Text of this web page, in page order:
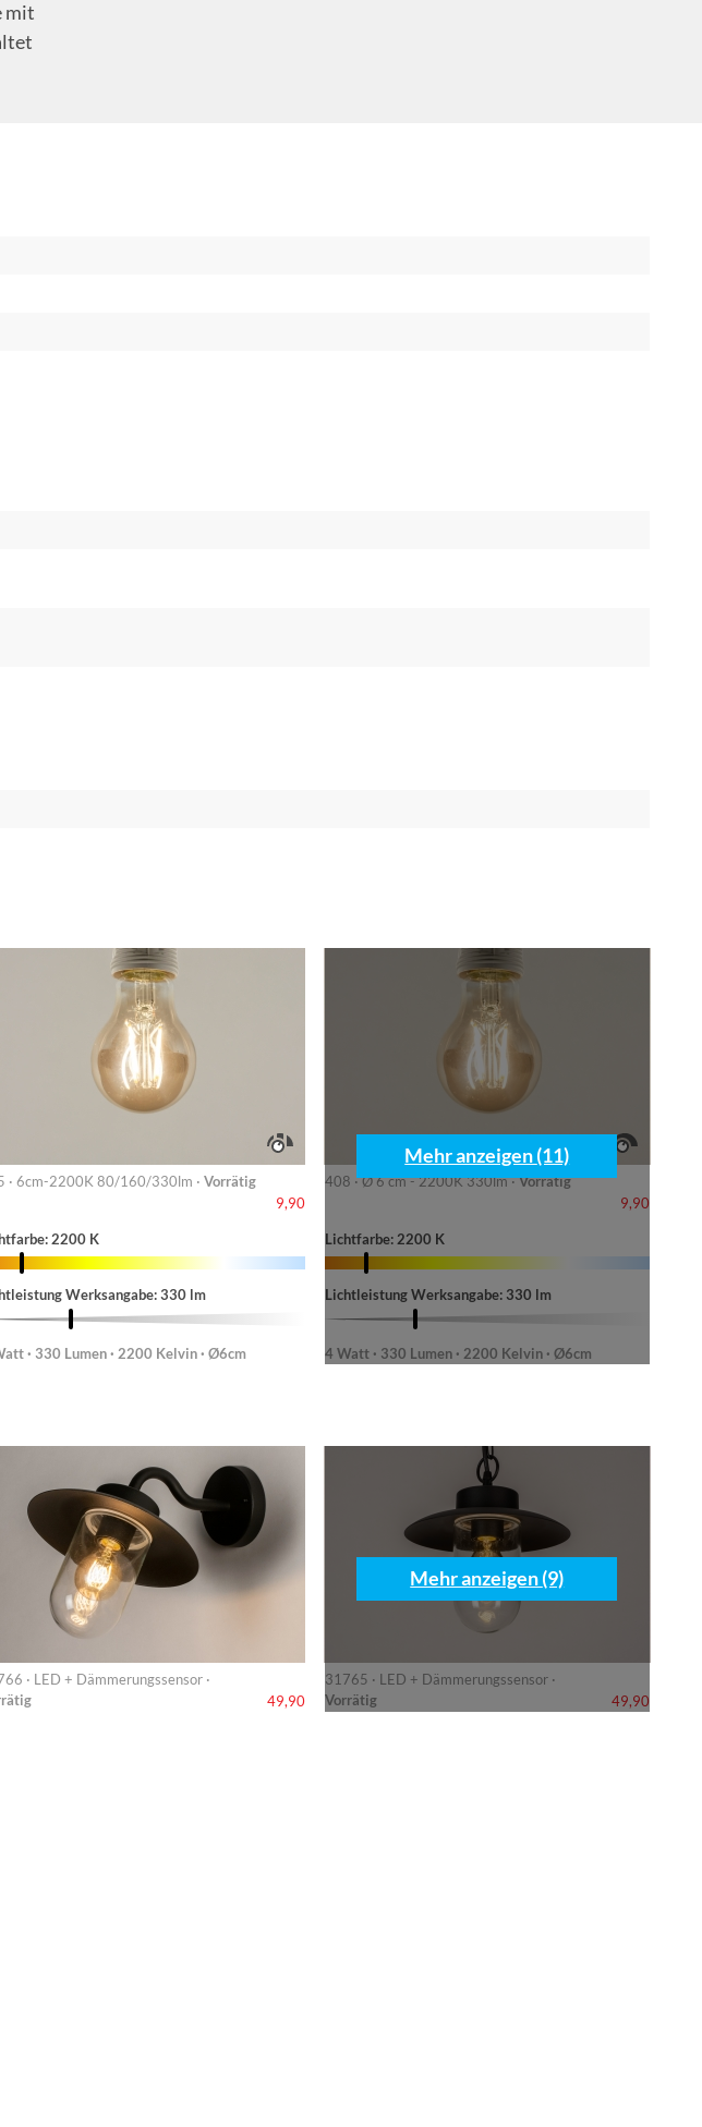
mit
· 6cm-2200K 80/160/330lm · Vorrätig
9,90
2200 K
Werksangabe: 330 lm
· 330 Lumen · 2200 Kelvin · Ø6cm
408 · Ø 6 cm - 2200K 330lm ·Vorrätig
9,90
Lichtfarbe: 2200 K
Lichtleistung Werksangabe: 330 lm
4 Watt · 330 Lumen · 2200 Kelvin · Ø6cm
Mehr anzeigen (11)
· LED + Dämmerungssensor ·
49,90
31765 · LED + Dämmerungssensor ·
Vorrätig
49,90
Mehr anzeigen (9)